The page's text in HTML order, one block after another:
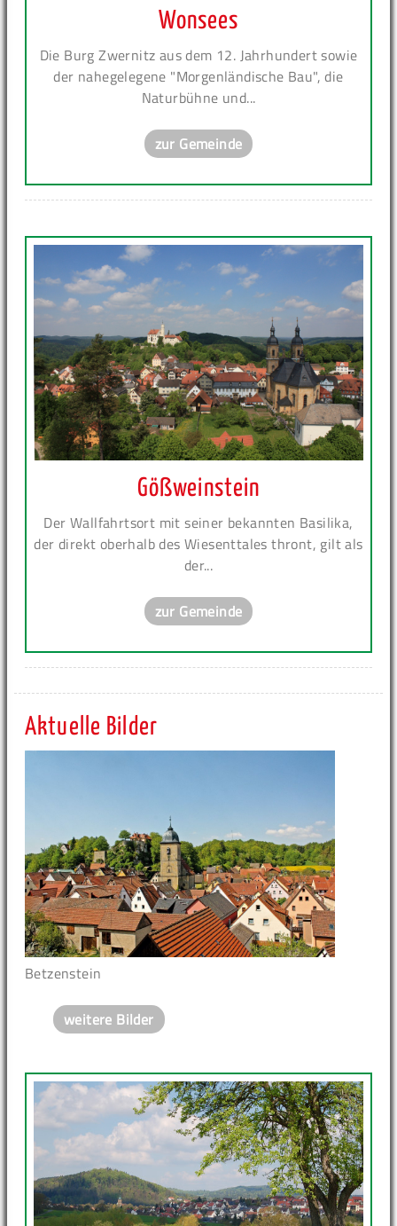
Wonsees
Die Burg Zwernitz aus dem 12. Jahrhundert sowie
der nahegelegene "Morgenländische Bau", die
Naturbühne und...
zur Gemeinde
Gößweinstein
Der Wallfahrtsort mit seiner bekannten Basilika,
der direkt oberhalb des Wiesenttales thront, gilt als
der...
zur Gemeinde
Aktuelle Bilder
Betzenstein
weitere Bilder